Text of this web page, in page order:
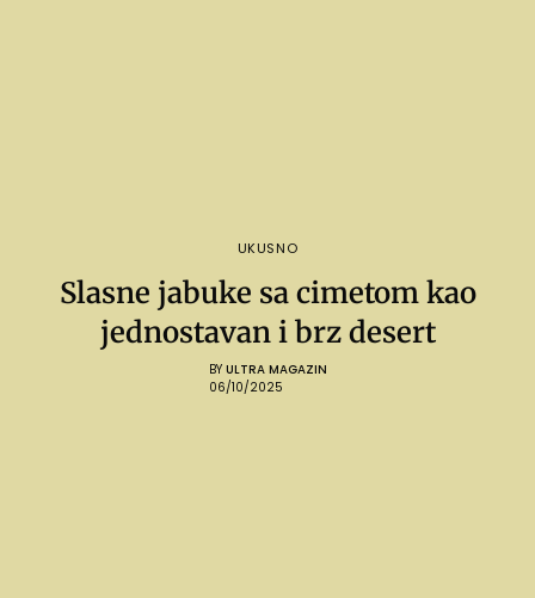
UKUSNO
Slasne jabuke sa cimetom kao
jednostavan i brz desert
BY ULTRA MAGAZIN
06/10/2025